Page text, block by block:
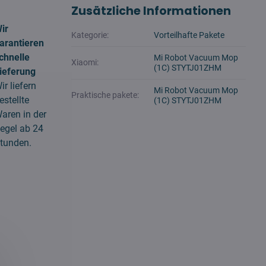
liefern
in der
ab 24
Zusätzliche Informationen
Kategorie: Vorteilhafte Pakete
Xiaomi:
Mi Robot Vacuum Mop
(1C) STYTJ01ZHM
Praktische pakete:
Mi Robot Vacuum Mop
(1C) STYTJ01ZHM